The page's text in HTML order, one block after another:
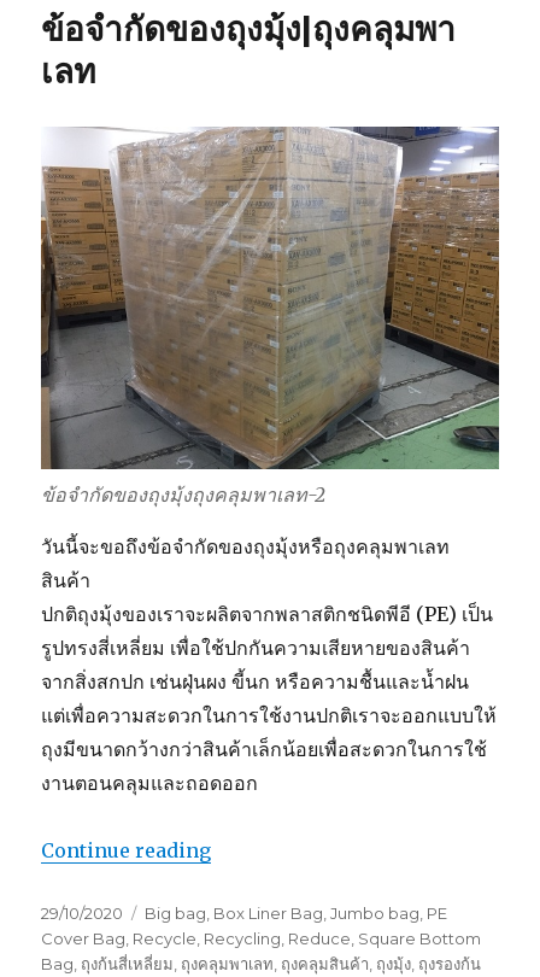
ข้อจำกัดของถุงมุ้ง|ถุงคลุมพา
เลท
ข้อจำกัดของถุงมุ้งถุงคลุมพาเลท-2
วันนี้จะขอถึงข้อจำกัดของถุงมุ้งหรือถุงคลุมพาเลท
สินค้า
ปกติถุงมุ้งของเราจะผลิตจากพลาสติกชนิดพีอี (PE) เป็น
รูปทรงสี่เหลี่ยม เพื่อใช้ปกกันความเสียหายของสินค้า
จากสิ่งสกปก เช่นฝุ่นผง ขี้นก หรือความชื้นและน้ำฝน
แต่เพื่อความสะดวกในการใช้งานปกติเราจะออกแบบให้
ถุงมีขนาดกว้างกว่าสินค้าเล็กน้อยเพื่อสะดวกในการใช้
งานตอนคลุมและถอดออก
Continue reading“ข้อจำกัดของถุงมุ้ง|ถุงคลุมพาเลท”
Posted
on
29/10/2020 Tags
Big bag Box Liner Bag ,Jumbo bag PE
Cover Bag Recycle Recycling Reduce Square Bottom
Bag ถุงก้นสี่เหลี่ยม ถุงคลุมพาเลท ถุงคลุมสินค้า ถุงมุ้ง ถุงรองก้น